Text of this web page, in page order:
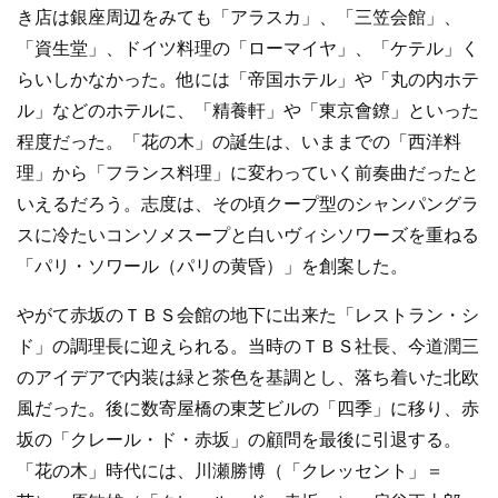
き店は銀座周辺をみても「アラスカ」、「三笠会館」、
「資生堂」、ドイツ料理の「ローマイヤ」、「ケテル」く
らいしかなかった。他には「帝国ホテル」や「丸の内ホテ
ル」などのホテルに、「精養軒」や「東京會鐐」といった
程度だった。「花の木」の誕生は、いままでの「西洋料
理」から「フランス料理」に変わっていく前奏曲だったと
いえるだろう。志度は、その頃クープ型のシャンパングラ
スに冷たいコンソメスープと白いヴィシソワーズを重ねる
「パリ・ソワール（パリの黄昏）」を創案した。
やがて赤坂のＴＢＳ会館の地下に出来た「レストラン・シ
ド」の調理長に迎えられる。当時のＴＢＳ社長、今道潤三
のアイデアで内装は緑と茶色を基調とし、落ち着いた北欧
風だった。後に数寄屋橋の東芝ビルの「四季」に移り、赤
坂の「クレール・ド・赤坂」の顧問を最後に引退する。
「花の木」時代には、川瀬勝博（「クレッセント」＝